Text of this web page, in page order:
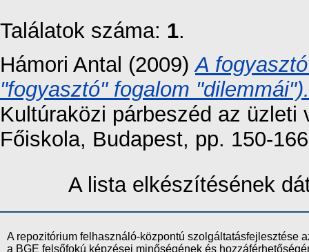
Találatok száma: 1.
Hámori Antal (2009)A
"fogyasztó" fogalom "dilemmái").
Kultúraközi párbeszéd az
Főiskola, Budapest, pp. 150-
A lista elkészítésének
A repozitórium felhasználó-központú szolgáltatásfejlesztése
a BGE felsőfokú képzései minőségének és